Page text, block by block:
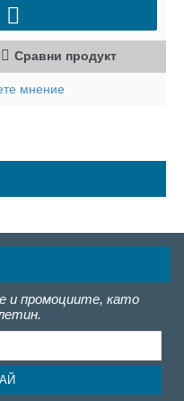
Сравни продукт
мнение
и промоциите, като